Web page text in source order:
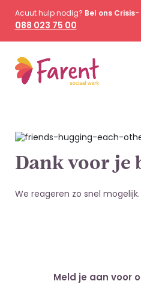
Acuut hulp nodig? Bel ons
088 023 75 00
Dank voor je
We reageren zo snel mogelijk.
Meld je aan voor